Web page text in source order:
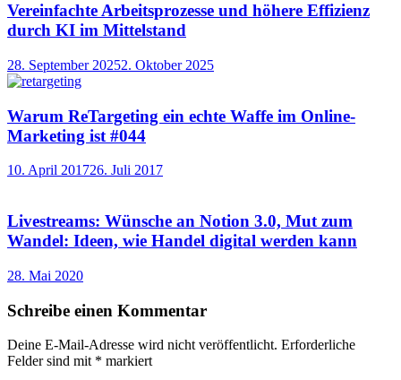
Vereinfachte Arbeitsprozesse und höhere Effizienz
durch KI im Mittelstand
28. September 20252. Oktober 2025
Warum ReTargeting ein echte Waffe im Online-
Marketing ist #044
10. April 201726. Juli 2017
Livestreams: Wünsche an Notion 3.0, Mut zum
Wandel: Ideen, wie Handel digital werden kann
28. Mai 2020
Schreibe einen Kommentar
Deine E-Mail-Adresse wird nicht veröffentlicht. Erforderliche
Felder sind mit * markiert